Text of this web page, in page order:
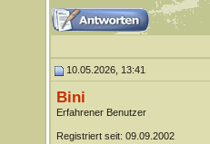
10.05.2026, 13:41
Bini
Erfahrener Benutzer
Registriert seit: 09.09.2002